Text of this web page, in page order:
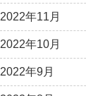
2022年11月
2022年10月
2022年9月